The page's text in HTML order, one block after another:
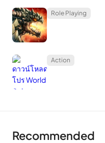
Role Playing
Action
Recommended